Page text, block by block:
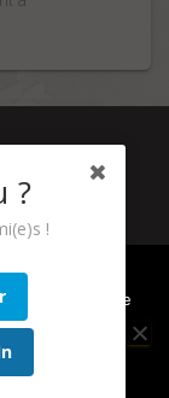
?
!
la meilleure
à utiliser ce
satisfait.